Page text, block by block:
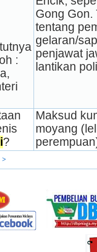
:
Gong Gon.
tentang
gelaran/
penjawat
lantikan
?
Maksud
moyang
>